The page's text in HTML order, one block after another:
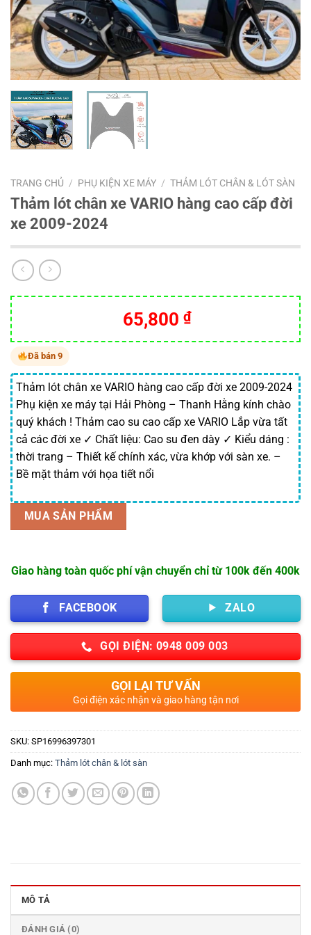
TRANG CHỦ / PHỤ KIỆN XE MÁY / THẢM LÓT CHÂN & LÓT SÀN
Thảm lót chân xe VARIO hàng cao cấp đời
xe 2009-2024
65,800 ₫
Đã bán 9
Thảm lót chân xe VARIO hàng cao cấp đời xe 2009-2024
Phụ kiện xe máy tại Hải Phòng – Thanh Hằng kính chào
quý khách ! Thảm cao su cao cấp xe VARIO Lắp vừa tất
cả các đời xe ✓ Chất liệu: Cao su đen dày ✓ Kiểu dáng :
thời trang – Thiết kế chính xác, vừa khớp với sàn xe. –
Bề mặt thảm với họa tiết nổi
MUA SẢN PHẨM
Giao hàng toàn quốc phí vận chuyển chỉ từ 100k đến 400k
FACEBOOK ZALO
GỌI ĐIỆN: 0948 009 003
GỌI LẠI TƯ VẤN
Gọi điện xác nhận và giao hàng tận nơi
SKU: SP16996397301
Danh mục: Thảm lót chân & lót sàn
MÔ TẢ
ĐÁNH GIÁ (0)